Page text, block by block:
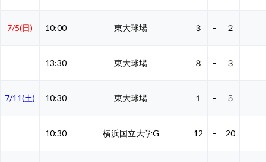
7/5(日) 10:00 東大球場 ３ – ２
13:30 東大球場 ８ – ３
7/11(土) 10:30 東大球場 １ – ５
10:30 横浜国立大学G 12 – 20